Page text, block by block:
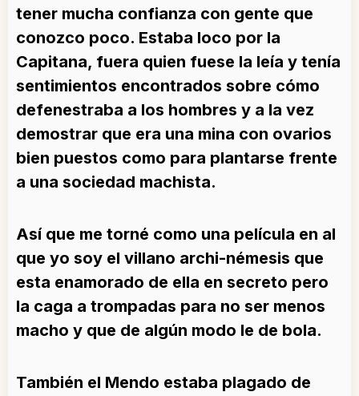
tener mucha confianza con gente que
conozco poco. Estaba loco por la
Capitana, fuera quien fuese la leía y tenía
sentimientos encontrados sobre cómo
defenestraba a los hombres y a la vez
demostrar que era una mina con ovarios
bien puestos como para plantarse frente
a una sociedad machista.
Así que me torné como una película en al
que yo soy el villano archi-némesis que
esta enamorado de ella en secreto pero
la caga a trompadas para no ser menos
macho y que de algún modo le de bola.
También el Mendo estaba plagado de